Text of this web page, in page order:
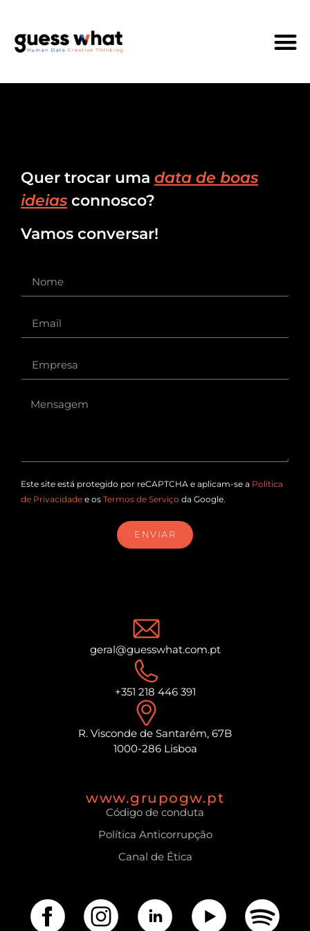
Quer trocar uma data de boas
ideias connosco?
Vamos conversar!
Este site está protegido por reCAPTCHA e aplicam-se a Política
de Privacidade e os Termos de Serviço da Google.
ENVIAR
geral@guesswhat.com.pt
+351 218 446 391
R. Visconde de Santarém, 67B
1000-286 Lisboa
www.grupogw.pt
Código de conduta
Política Anticorrupção
Canal de Ética